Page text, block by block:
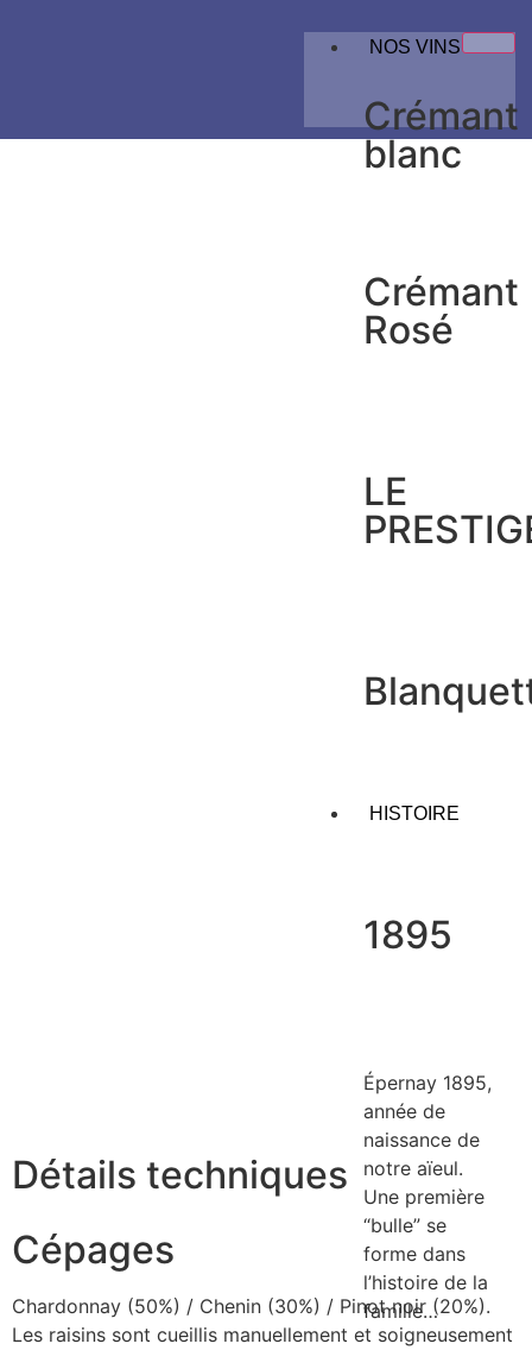
NOS VINS
Crémant
blanc
Crémant
Rosé
LE
HISTOIRE
1895
Épernay 1895,
année de
naissance de
notre aïeul.
Une première
“bulle” se
forme dans
l’histoire de la
famille…
Détails techniques
Cépages
Chardonnay (50%) / Chenin (30%) / Pinot noir (20%).
Les raisins sont cueillis manuellement et soigneusement